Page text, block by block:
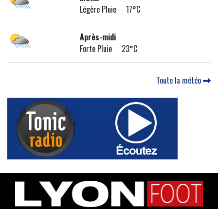
Légère Pluie 17°C
Après-midi
Forte Pluie 23°C
Toute la météo